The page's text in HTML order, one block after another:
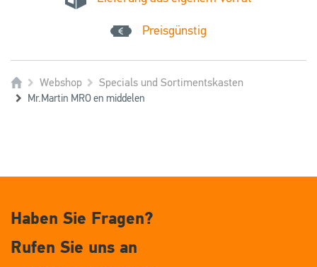
Preisgünstig
Webshop Specials und Sortimentskasten
Mr.Martin MRO en middelen
Haben Sie Fragen?
Rufen Sie uns an